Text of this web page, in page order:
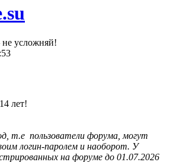
усложняй!
лет!
т.е пользователи форума, могут
логин-паролем и наоборот. У
на форуме до 01.07.2026